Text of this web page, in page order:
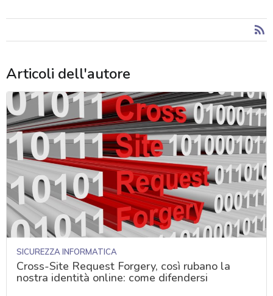
Articoli dell'autore
SICUREZZA INFORMATICA
Cross-Site Request Forgery, così rubano la
nostra identità online: come difendersi